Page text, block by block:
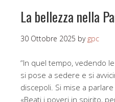
La bellezza nella
30 Ottobre 2025 by gpc
“In quel tempo, vedendo
si pose a sedere e si
discepoli. Si mise a
«Beati i poveri in spirito,